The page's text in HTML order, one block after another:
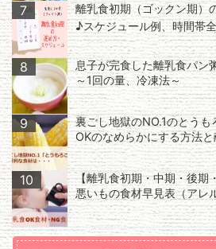
7
離乳食初期（ゴックン期）
♪スケジュール例、時間帯
8
息子が完食した離乳食パン
～1回の量、冷凍法～
9
裏ごし地獄のNO.1のとう
OKのなめらかにする方法
10
【離乳食初期・中期・後期
悪いもの食材早見表（アレ